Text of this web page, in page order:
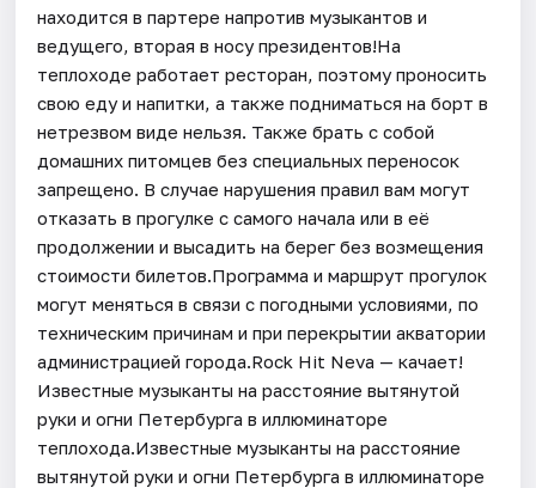
находится в партере напротив музыкантов и
ведущего, вторая в носу президентов!На
теплоходе работает ресторан, поэтому проносить
свою еду и напитки, а также подниматься на борт в
нетрезвом виде нельзя. Также брать с собой
домашних питомцев без специальных переносок
запрещено. В случае нарушения правил вам могут
отказать в прогулке с самого начала или в её
продолжении и высадить на берег без возмещения
стоимости билетов.Программа и маршрут прогулок
могут меняться в связи с погодными условиями, по
техническим причинам и при перекрытии акватории
администрацией города.Rock Hit Neva — качает!
Известные музыканты на расстояние вытянутой
руки и огни Петербурга в иллюминаторе
теплохода.Известные музыканты на расстояние
вытянутой руки и огни Петербурга в иллюминаторе